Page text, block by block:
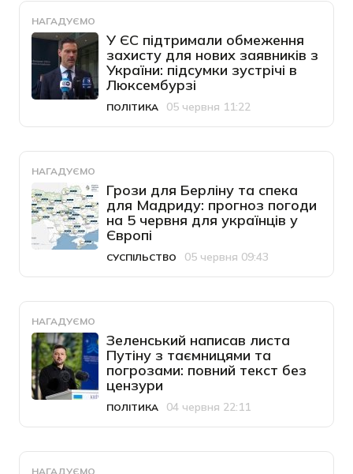
НАГАДУЄМО
У ЄС підтримали обмеження
захисту для нових заявників з
України: підсумки зустрічі в
Люксембурзі
Категорія
ПОЛІТИКА
Дата публікації
05 червня 11:22
НАГАДУЄМО
Грози для Берліну та спека
для Мадриду: прогноз погоди
на 5 червня для українців у
Європі
Категорія
СУСПІЛЬСТВО
Дата публікації05 червня 09:43
НАГАДУЄМО
Зеленський написав листа
Путіну з таємницями та
погрозами: повний текст без
цензури
Категорія
ПОЛІТИКА
Дата публікації
04 червня 22:11
НАГАДУЄМО